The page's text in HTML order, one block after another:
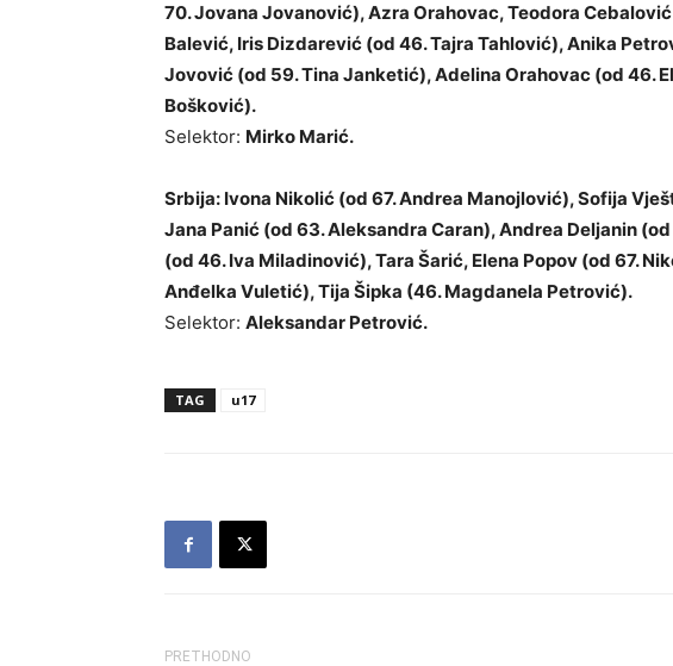
70. Jovana Jovanović), Azra Orahovac, Teodora
Balević, Iris Dizdarević (od 46. Tajra Tahlović), Anika
Jovović (od 59. Tina Janketić), Adelina Orahovac (od 46.
Bošković).
Selektor: Mirko Marić.
Srbija: Ivona Nikolić (od 67. Andrea Manojlović), Sofija
Jana Panić (od 63. Aleksandra Caran), Andrea Deljanin (od
(od 46. Iva Miladinović), Tara Šarić, Elena Popov (od 67.
Anđelka Vuletić), Tija Šipka (46. Magdanela Petrović).
Selektor: Aleksandar Petrović.
TAG u17
PRETHODNO